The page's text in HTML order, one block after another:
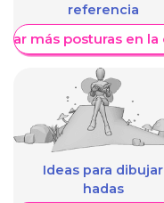
referencia
más posturas en
Ideas para dibujar
hadas